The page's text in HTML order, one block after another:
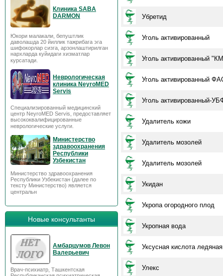
Клиника SABA
DARMON
Юкори малакали, бепуштлик
даволашда 20 йиллик тажрибага эга
шифокорлар сизга, арзонлаштирилган
нархларда куйидаги хизматлар
курсатади.
Неврологическая
клиника NeyroMED
Servis
Специализированный медицинский
центр NeyroMED Servis, предоставляет
высококвалифицированные
неврологические услуги.
Министерство
здравоохранения
Республики
Узбекистан
Министерство здравоохранения
Республики Узбекистан (далее по
тексту Министерство) является
центральн
Новые консультанты
Амбарцумов Левон
Валерьевич
Врач-психиатр, Ташкентская
Убретид
Уголь активированный
Уголь активированный
Уголь активированный
Уголь активированный-
Удалитель кожи
Удалитель мозолей
Удалитель мозолей
Укидан
Укропа огородного плод
Укропная вода
Уксусная кислота ледяная
Улекс